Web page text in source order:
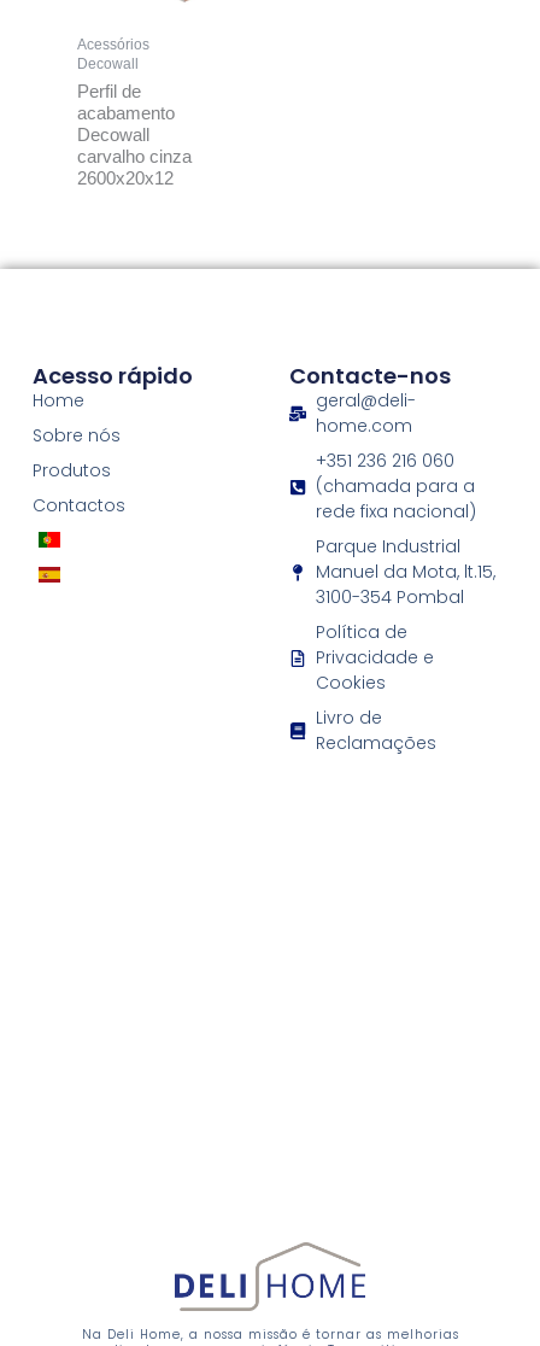
Acessórios
Decowall
Perfil de
acabamento
Decowall
carvalho cinza
2600x20x12
Na Deli Home, a nossa missão é tornar as melhorias
Acesso rápido
Home
Sobre nós
Produtos
Contactos
Contacte-nos
geral@deli-
home.com
+351 236 216 060
(chamada para a
rede fixa nacional)
Parque Industrial
Manuel da Mota, lt.15,
3100-354 Pombal
Política de
Privacidade e
Cookies
Livro de
Reclamações